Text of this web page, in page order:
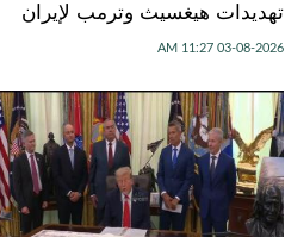
تهديدات هيغسيث وترمب لإيران
03-08-2026 11:27 AM